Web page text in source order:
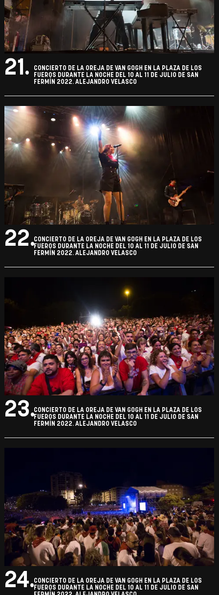
21.
CONCIERTO DE LA OREJA DE VAN GOGH EN LA PLAZA DE LOS
FUEROS DURANTE LA NOCHE DEL 10 AL 11 DE JULIO DE SAN
FERMÍN 2022. ALEJANDRO VELASCO
22.CONCIERTO DE LA OREJA DE VAN GOGH EN LA PLAZA DE LOS
FUEROS DURANTE LA NOCHE DEL 10 AL 11 DE JULIO DE SAN
FERMÍN 2022. ALEJANDRO VELASCO
23.CONCIERTO DE LA OREJA DE VAN GOGH EN LA PLAZA DE LOS
FUEROS DURANTE LA NOCHE DEL 10 AL 11 DE JULIO DE SAN
FERMÍN 2022. ALEJANDRO VELASCO
24.CONCIERTO DE LA OREJA DE VAN GOGH EN LA PLAZA DE LOS
FUEROS DURANTE LA NOCHE DEL 10 AL 11 DE JULIO DE SAN